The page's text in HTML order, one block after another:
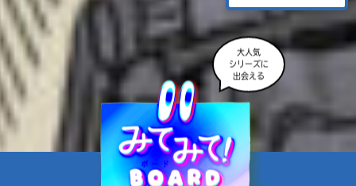
大人気
シリーズに
出会える